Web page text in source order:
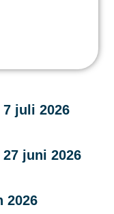
7 juli 2026
juni 2026
2026